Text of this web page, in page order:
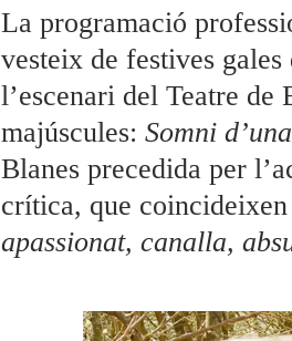
La programació
vesteix de festives
l’escenari del Teatre de
majúscules: Somni
Blanes precedida per
crítica, que
apassionat, canalla,